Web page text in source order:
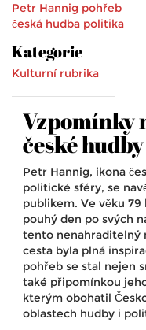
Petr Hannig pohřeb
česká hudba politika
Kategorie
Kulturní rubrika
Vzpomínky
české
Petr Hannig, ikona
politické sféry, se
publikem. Ve věku 79
pouhý den po svých
tento nenahraditelný
cesta byla plná
pohřeb se stal nejen
také připomínkou
kterým obohatil
oblastech hudby i